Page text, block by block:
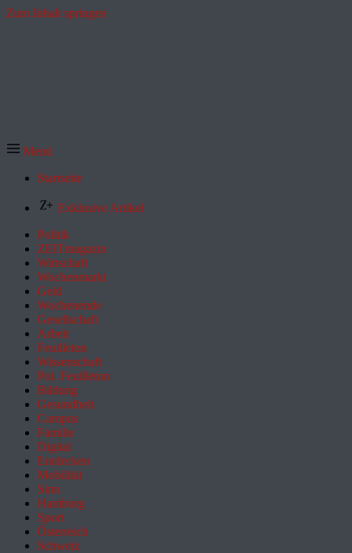
Zum Inhalt springen
Menü
Startseite
Exklusive Artikel
Politik
ZEITmagazin
Wirtschaft
Wochenmarkt
Geld
Wochenende
Gesellschaft
Arbeit
Feuilleton
Wissenschaft
Pol. Feuilleton
Bildung
Gesundheit
Campus
Familie
Digital
Entdecken
Mobilität
Sinn
Hamburg
Sport
Österreich
Schweiz